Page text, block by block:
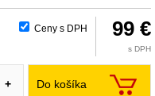
Ceny s DPH 99 €
s DPH
Do košíka
+